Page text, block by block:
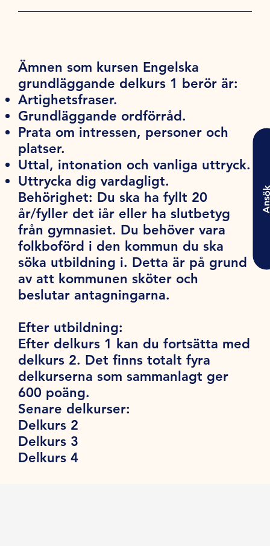
Ämnen som kursen Engelska
grundläggande delkurs 1 berör är:
Artighetsfraser.
Grundläggande ordförråd.
Prata om intressen, personer och
platser.
Uttal, intonation och vanliga uttryck.
Uttrycka dig vardagligt.
Behörighet: Du ska ha fyllt 20
år/fyller det iår eller ha slutbetyg
från gymnasiet. Du behöver vara
folkboförd i den kommun du ska
söka utbildning i. Detta är på grund
av att kommunen sköter och
beslutar antagningarna.
Efter utbildning:
Efter delkurs 1 kan du fortsätta med
delkurs 2. Det finns totalt fyra
delkurserna som sammanlagt ger
600 poäng.
Senare delkurser:
Delkurs 2
Delkurs 3
Delkurs 4